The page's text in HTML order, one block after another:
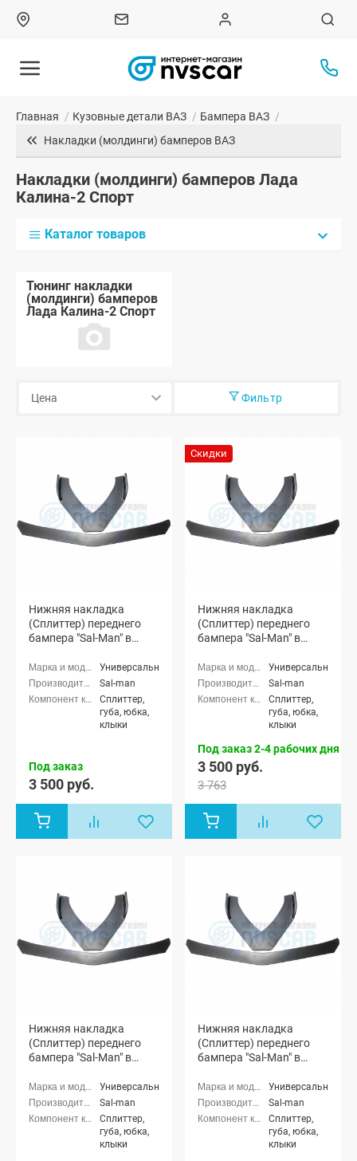
Главная / Кузовные детали ВАЗ / Бампера ВАЗ /
Накладки (молдинги) бамперов ВАЗ
Накладки (молдинги) бамперов Лада
Калина-2 Спорт
Каталог товаров
Тюнинг накладки
(молдинги) бамперов
Лада Калина-2 Спорт
Фильтр
Нижняя накладка
(Сплиттер) переднего
бампера "Sal-Man" в
матовая)
Универсальные
Sal-man
Сплиттер,
губа, юбка,
клыки
Под заказ
3 500 руб.
Скидки
Нижняя накладка
(Сплиттер) переднего
бампера "Sal-Man" в
Универсальные
Sal-man
Сплиттер,
губа, юбка,
клыки
Под заказ 2-4 рабочих дня
3 500 руб.
3 763
Нижняя накладка
(Сплиттер) переднего
бампера "Sal-Man" в
3D карбон)
Универсальные
Sal-man
Сплиттер,
губа, юбка,
клыки
Нижняя накладка
(Сплиттер) переднего
бампера "Sal-Man" в
Универсальные
Sal-man
Сплиттер,
губа, юбка,
клыки